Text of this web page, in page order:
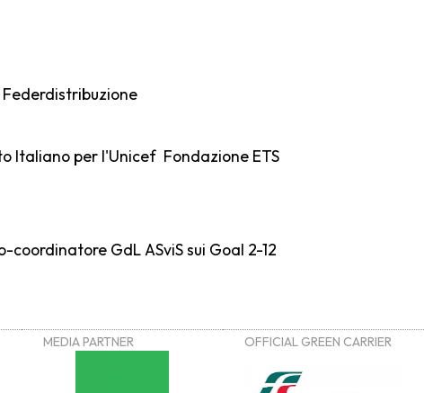
Italiano per l'Unicef Fondazione ETS
GdL ASviS sui Goal 2-12